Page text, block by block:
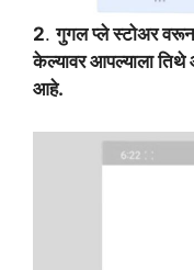
2.गुगल प्ले स्टोअर
केल्यावर आपल्याला तिथे
आहे.